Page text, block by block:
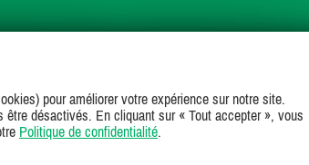
pour améliorer votre expérience sur notre site.
désactivés. En cliquant sur « Tout accepter », vous
Politique de confidentialité.